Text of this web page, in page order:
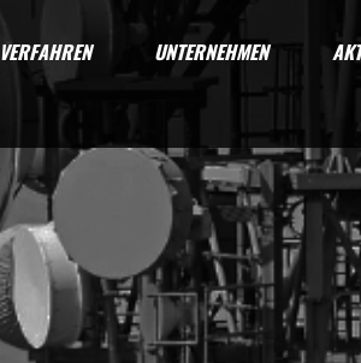
VERFAHREN UNTERNEHMEN